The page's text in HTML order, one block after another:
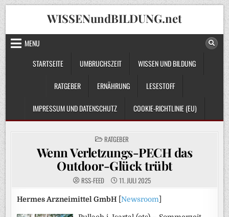
Skip
to
content
WISSENundBILDUNG.net
MENU
STARTSEITE
UMBRUCHSZEIT WISSEN UND BILDUNG
RATGEBER ERNÄHRUNG LESESTOFF
IMPRESSUM UND DATENSCHUTZ COOKIE-RICHTLINIE (EU)
POSTED
IN
RATGEBER
Wenn Verletzungs-PECH das
Outdoor-Glück trübt
RSS-FEED 11. JULI 2025
Hermes Arzneimittel GmbH [Newsroom